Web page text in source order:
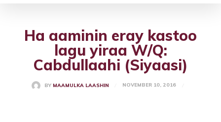
Ha aaminin eray kastoo
lagu yiraa W/Q:
Cabdullaahi (Siyaasi)
BY MAAMULKA LAASHIN NOVEMBER 10, 2016